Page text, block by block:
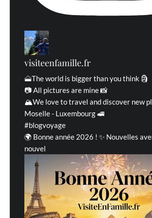
visiteenfamille.fr
🗻The world is bigger than you think 🗿
📷 All pictures are mine 📸
🏔We love to travel and discover new
Moselle - Luxembourg 🚅
#blogvoyage
🌍 Bonne année 2026 ! ✨ Nouvelles
nouvel